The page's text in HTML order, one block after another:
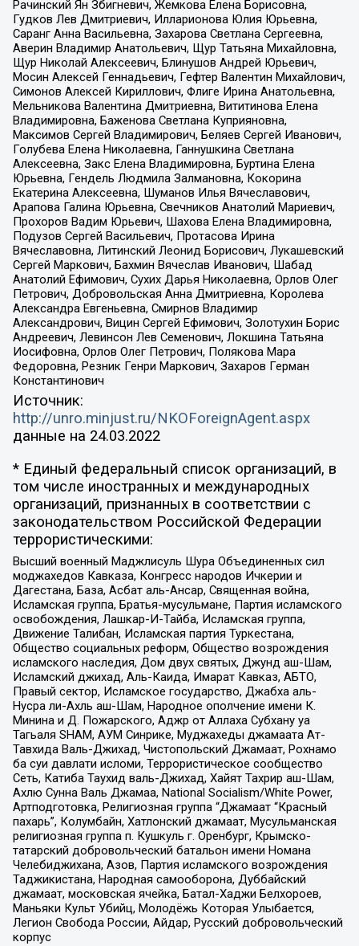
Рачинский Ян Збигневич, Жемкова Елена Борисовна,
Гудков Лев Дмитриевич, Илларионова Юлия Юрьевна,
Саранг Анна Васильевна, Захарова Светлана Сергеевна,
Аверин Владимир Анатольевич, Щур Татьяна Михайловна,
Щур Николай Алексеевич, Блинушов Андрей Юрьевич,
Мосин Алексей Геннадьевич, Гефтер Валентин Михайлович,
Симонов Алексей Кириллович, Флиге Ирина Анатольевна,
Мельникова Валентина Дмитриевна, Вититинова Елена
Владимировна, Баженова Светлана Куприяновна,
Максимов Сергей Владимирович, Беляев Сергей Иванович,
Голубева Елена Николаевна, Ганнушкина Светлана
Алексеевна, Закс Елена Владимировна, Буртина Елена
Юрьевна, Гендель Людмила Залмановна, Кокорина
Екатерина Алексеевна, Шуманов Илья Вячеславович,
Арапова Галина Юрьевна, Свечников Анатолий Мариевич,
Прохоров Вадим Юрьевич, Шахова Елена Владимировна,
Подузов Сергей Васильевич, Протасова Ирина
Вячеславовна, Литинский Леонид Борисович, Лукашевский
Сергей Маркович, Бахмин Вячеслав Иванович, Шабад
Анатолий Ефимович, Сухих Дарья Николаевна, Орлов Олег
Петрович, Добровольская Анна Дмитриевна, Королева
Александра Евгеньевна, Смирнов Владимир
Александрович, Вицин Сергей Ефимович, Золотухин Борис
Андреевич, Левинсон Лев Семенович, Локшина Татьяна
Иосифовна, Орлов Олег Петрович, Полякова Мара
Федоровна, Резник Генри Маркович, Захаров Герман
Константинович
Источник:
http://unro.minjust.ru/NKOForeignAgent.aspx
данные на 24.03.2022
* Единый федеральный список организаций, в
том числе иностранных и международных
организаций, признанных в соответствии с
законодательством Российской Федерации
террористическими:
Высший военный Маджлисуль Шура Объединенных сил
моджахедов Кавказа, Конгресс народов Ичкерии и
Дагестана, База, Асбат аль-Ансар, Священная война,
Исламская группа, Братья-мусульмане, Партия исламского
освобождения, Лашкар-И-Тайба, Исламская группа,
Движение Талибан, Исламская партия Туркестана,
Общество социальных реформ, Общество возрождения
исламского наследия, Дом двух святых, Джунд аш-Шам,
Исламский джихад, Аль-Каида, Имарат Кавказ, АБТО,
Правый сектор, Исламское государство, Джабха аль-
Нусра ли-Ахль аш-Шам, Народное ополчение имени К.
Минина и Д. Пожарского, Аджр от Аллаха Субхану уа
Тагьаля SHAM, АУМ Синрике, Муджахеды джамаата Ат-
Тавхида Валь-Джихад, Чистопольский Джамаат, Рохнамо
ба суи давлати исломи, Террористическое сообщество
Сеть, Катиба Таухид валь-Джихад, Хайят Тахрир аш-Шам,
Ахлю Сунна Валь Джамаа, National Socialism/White Power,
Артподготовка, Религиозная группа “Джамаат “Красный
пахарь”, Колумбайн, Хатлонский джамаат, Мусульманская
религиозная группа п. Кушкуль г. Оренбург, Крымско-
татарский добровольческий батальон имени Номана
Челебиджихана, Азов, Партия исламского возрождения
Таджикистана, Народная самооборона, Дуббайский
джамаат, московская ячейка, Батал-Хаджи Белхороев,
Маньяки Культ Убийц, Молодёжь Которая Улыбается,
Легион Свобода России, Айдар, Русский добровольческий
корпус